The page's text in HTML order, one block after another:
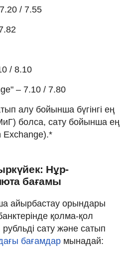
/ 7.55
/ 8.10
– 7.10 / 7.80
алу бойынша бүгінгі ең
болса, сату бойынша ең
Exchange).*
Нұр-
бағамы
айырбастау орындары
қолма-қол
сату және сатып
бағамдар мынадай: